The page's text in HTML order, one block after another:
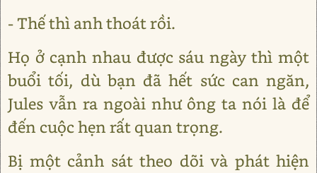
- Thế thì anh thoát rồi.
Họ ở cạnh nhau được sáu ngày thì một
buổi tối, dù bạn đã hết sức can ngăn,
Jules vẫn ra ngoài như ông ta nói là để
đến cuộc hẹn rất quan trọng.
Bị một cảnh sát theo dõi và phát hiện